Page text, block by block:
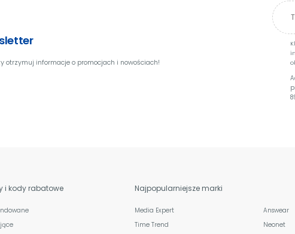
otrzymuj informacje o promocjach i nowościach!
i kody rabatowe Najpopularniejsze marki
Media Expert
Time Trend
Answear
Neonet